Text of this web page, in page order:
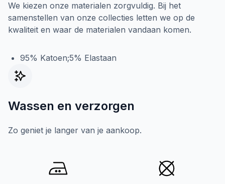
We kiezen onze materialen zorgvuldig. Bij het
samenstellen van onze collecties letten we op de
kwaliteit en waar de materialen vandaan komen.
95% Katoen;5% Elastaan
Wassen en verzorgen
Zo geniet je langer van je aankoop.